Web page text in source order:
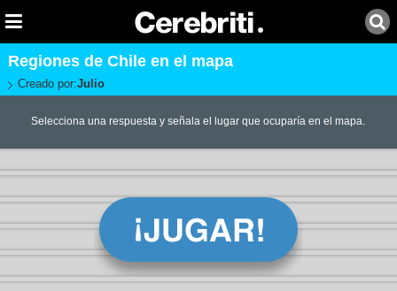
Regiones de Chile en el mapa
Creado por:Julio
Selecciona una respuesta y señala el lugar que ocuparía en el mapa.